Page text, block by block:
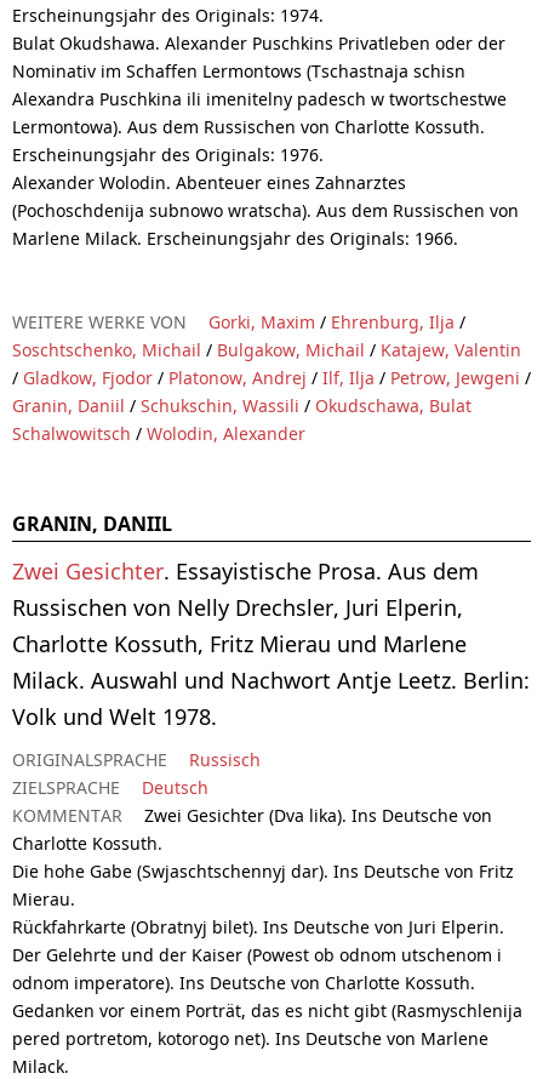
Erscheinungsjahr des Originals: 1974.
Bulat Okudshawa. Alexander Puschkins Privatleben oder der
Nominativ im Schaffen Lermontows (Tschastnaja schisn
Alexandra Puschkina ili imenitelny padesch w twortschestwe
Lermontowa). Aus dem Russischen von Charlotte Kossuth.
Erscheinungsjahr des Originals: 1976.
Alexander Wolodin. Abenteuer eines Zahnarztes
(Pochoschdenija subnowo wratscha). Aus dem Russischen von
Marlene Milack. Erscheinungsjahr des Originals: 1966.
WEITERE WERKE VON Gorki, Maxim / Ehrenburg, Ilja /
Soschtschenko, Michail / Bulgakow, Michail / Katajew, Valentin
/ Gladkow, Fjodor / Platonow, Andrej / Ilf, Ilja / Petrow, Jewgeni /
Granin, Daniil / Schukschin, Wassili / Okudschawa, Bulat
Schalwowitsch / Wolodin, Alexander
GRANIN, DANIIL
Zwei Gesichter. Essayistische Prosa. Aus dem
Russischen von Nelly Drechsler, Juri Elperin,
Charlotte Kossuth, Fritz Mierau und Marlene
Milack. Auswahl und Nachwort Antje Leetz. Berlin:
Volk und Welt 1978.
ORIGINALSPRACHE
Russisch
ZIELSPRACHE
Deutsch
KOMMENTAR
Zwei Gesichter (Dva lika). Ins Deutsche von
Charlotte Kossuth.
Die hohe Gabe (Swjaschtschennyj dar). Ins Deutsche von Fritz
Mierau.
Rückfahrkarte (Obratnyj bilet). Ins Deutsche von Juri Elperin.
Der Gelehrte und der Kaiser (Powest ob odnom utschenom i
odnom imperatore). Ins Deutsche von Charlotte Kossuth.
Gedanken vor einem Porträt, das es nicht gibt (Rasmyschlenija
pered portretom, kotorogo net). Ins Deutsche von Marlene
Milack.